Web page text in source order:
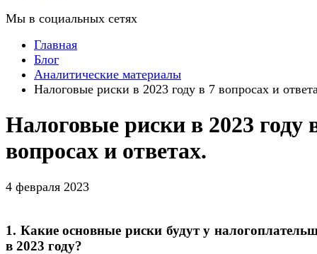
Мы в социальных сетях
Главная
Блог
Аналитические материалы
Налоговые риски в 2023 году в 7 вопросах и
Налоговые риски в 2023 году
вопросах и ответах.
4 февраля 2023
1. Какие основные риски будут у
в 2023 году?